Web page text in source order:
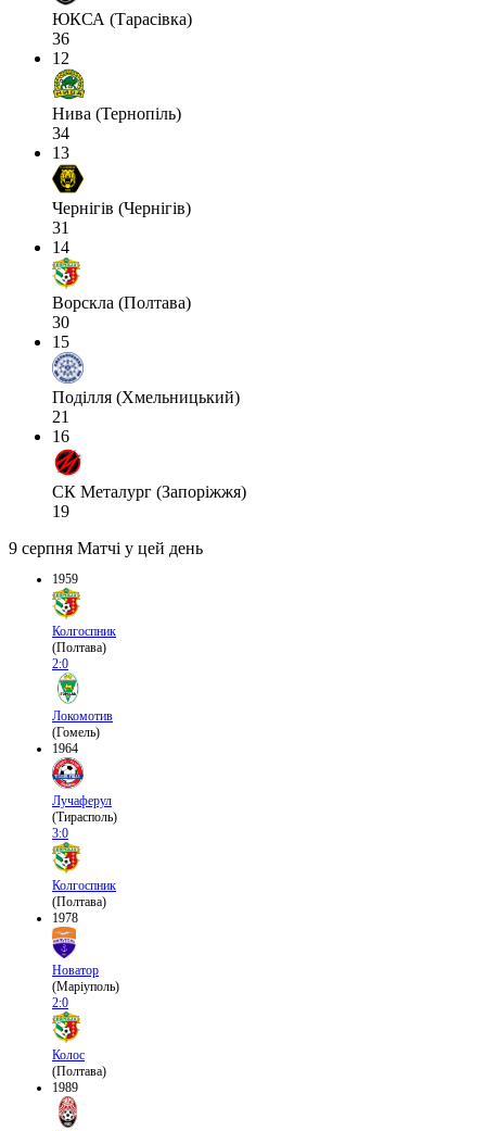
ЮКСА (Тарасівка)
36
12
Нива (Тернопіль)
34
13
Чернігів (Чернігів)
31
14
Ворскла (Полтава)
30
15
Поділля (Хмельницький)
21
16
СК Металург (Запоріжжя)
19
9 серпня Матчі у цей день
1959
Колгоспник
(Полтава)
2:0
Локомотив
(Гомель)
1964
Лучаферул
(Тирасполь)
3:0
Колгоспник
(Полтава)
1978
Новатор
(Маріуполь)
2:0
Колос
(Полтава)
1989